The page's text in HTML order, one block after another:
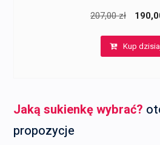
207,00zł
Kup
Jaką sukienkę wybrać?
propozycje